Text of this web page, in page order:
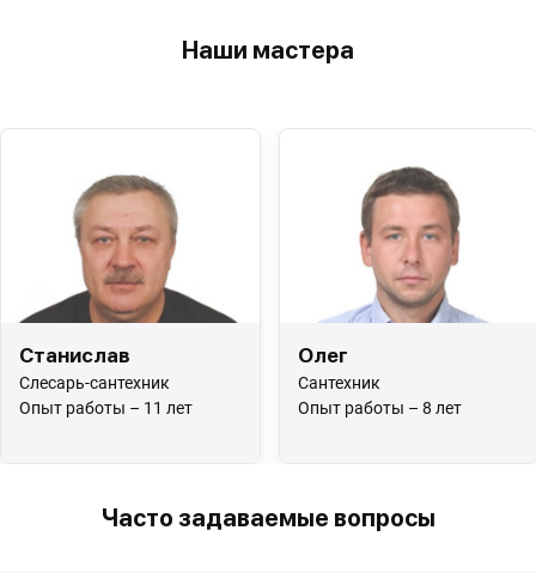
Наши мастера
Станислав
Слесарь-сантехник
Опыт работы – 11 лет
Олег
Сантехник
Опыт работы – 8 лет
Часто задаваемые вопросы